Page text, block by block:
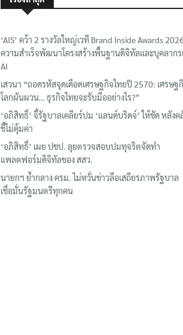
‘AIS’ คว้า 2 รางวัลใหญ่เวที Brand Inside Awards
ความสำเร็จพัฒนาโครงสร้างพื้นฐานดิจิทัลและบุคลาก
AI
เสวนา “ถอดรหัสจุดเดือดเศรษฐกิจไทยปี 2570: เศรษฐ
โลกผันผวน… ธุรกิจไทยจะรับมืออย่างไร?”
‘อภิสิทธิ์’ จี้รัฐบาลเคลียร์ปม ‘แลนด์บริดจ์’ ให้ชัด หลังค
ชี้ไม่คุ้มค่า
‘อภิสิทธิ์’ เผย ปชป. ลุยตรวจสอบปมทุจริตจัดทำ
แพลตฟอร์มดิจิทัลของ สสว.
นายกฯ ย้ำกลาง ครม. ไม่หวั่นข่าวลือเสถียรภาพรัฐบาล
เชื่อมั่นรัฐมนตรีทุกคน